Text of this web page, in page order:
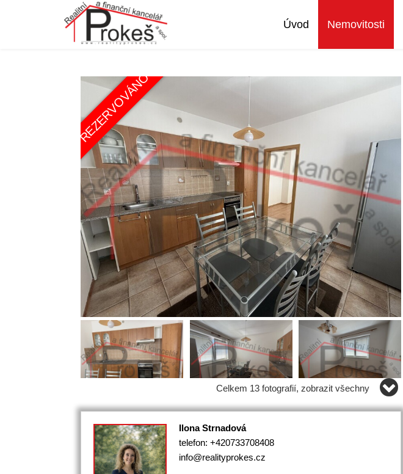
Úvod Nemovitosti
Celkem 13 fotografií, zobrazit všechny
Ilona Strnadová
telefon: +420733708408
info@realityprokes.cz